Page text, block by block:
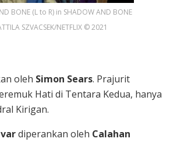
BONE (L to R) in SHADOW AND BONE
SZVACSEK/NETFLIX © 2021
oleh Simon Sears. Prajurit
Hati di Tentara Kedua, hanya
Kirigan.
diperankan oleh Calahan